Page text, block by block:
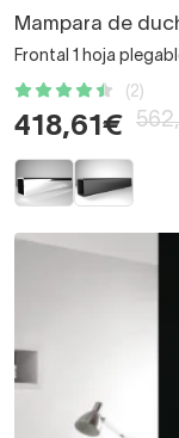
Mampara de
Frontal 1 hoja
(2)
418,61€